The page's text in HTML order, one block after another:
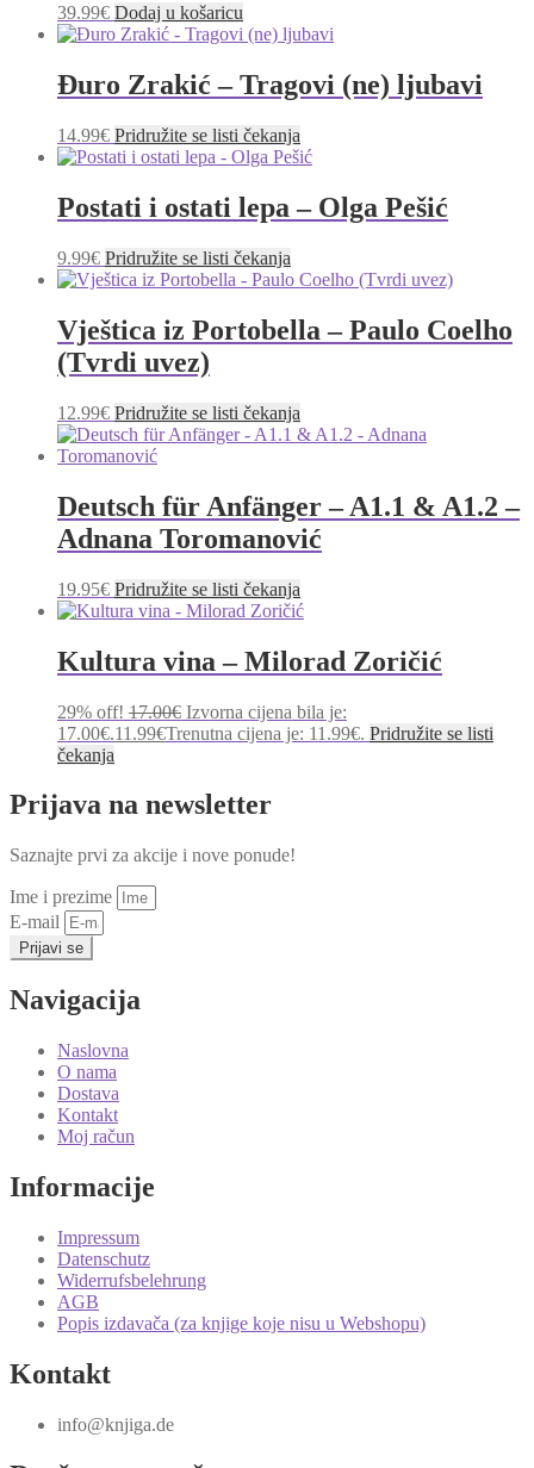
39.99€ Dodaj u košaricu
Đuro Zrakić – Tragovi (ne) ljubavi
14.99€ Pridružite se listi čekanja
Postati i ostati lepa – Olga Pešić
9.99€ Pridružite se listi čekanja
Vještica iz Portobella – Paulo Coelho
(Tvrdi uvez)
12.99€ Pridružite se listi čekanja
Deutsch für Anfänger – A1.1 & A1.2 –
Adnana Toromanović
19.95€ Pridružite se listi čekanja
Kultura vina – Milorad Zoričić
29% off! 17.00€ Izvorna cijena bila je:
17.00€.11.99€Trenutna cijena je: 11.99€. Pridružite se listi
čekanja
Prijava na newsletter
Saznajte prvi za akcije i nove ponude!
Ime i prezime
E-mail
Prijavi se
Navigacija
Naslovna
O nama
Dostava
Kontakt
Moj račun
Informacije
Impressum
Datenschutz
Widerrufsbelehrung
AGB
Popis izdavača (za knjige koje nisu u Webshopu)
Kontakt
info@knjiga.de